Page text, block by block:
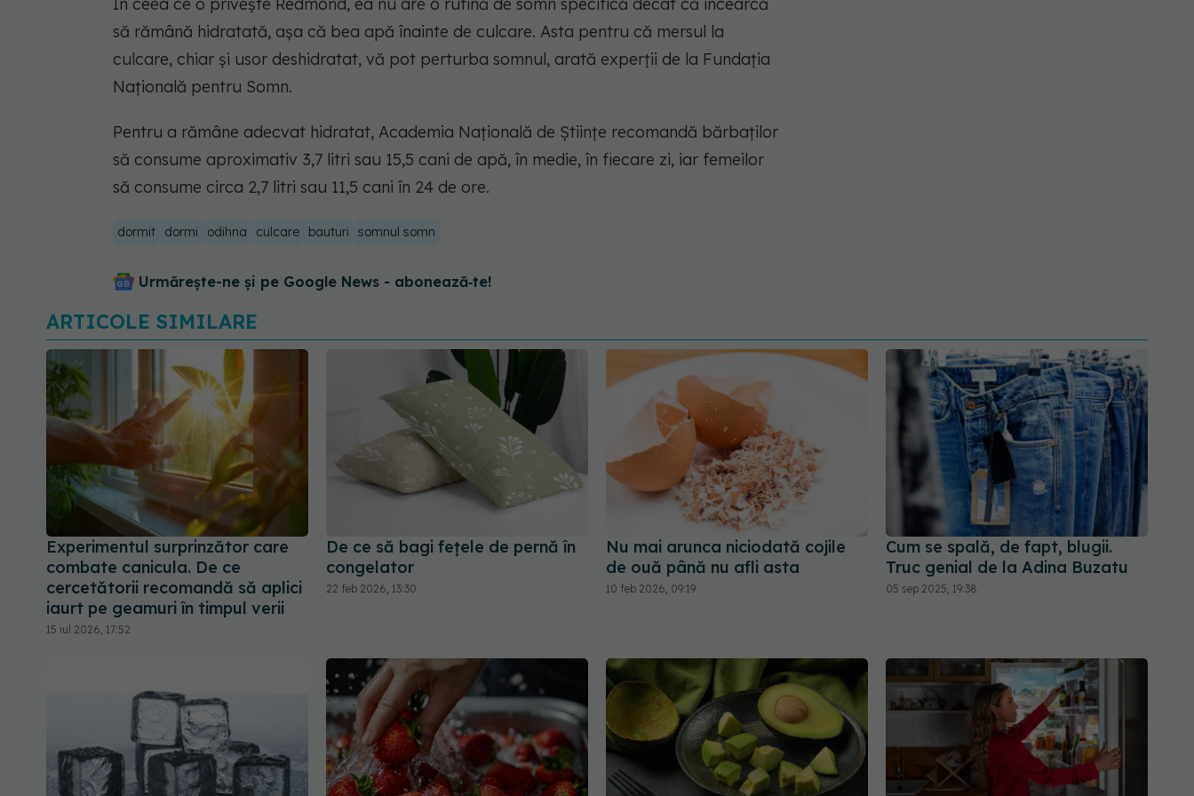
să rămână hidratată, așa că bea apă înainte de culcare. Asta pentru că mersul la
culcare, chiar și usor deshidratat, vă pot perturba somnul, arată experții de la Fundația
Națională pentru Somn.
Pentru a rămâne adecvat hidratat, Academia Națională de Științe recomandă bărbaților
să consume aproximativ 3,7 litri sau 15,5 cani de apă, în medie, în fiecare zi, iar femeilor
să consume circa 2,7 litri sau 11,5 cani în 24 de ore.
dormit dormi odihna culcare bauturi somnul somn
Urmărește-ne și pe Google News - abonează‑te!
ARTICOLE SIMILARE
Experimentul surprinzător care
combate canicula. De ce
cercetătorii recomandă să aplici
iaurt pe geamuri în timpul verii
15 iul 2026, 17:52
De ce să bagi fețele de pernă în
congelator
22 feb 2026, 13:30
Nu mai arunca niciodată cojile
de ouă până nu afli asta
10 feb 2026, 09:19
Cum se spală, de fapt, blugii.
Truc genial de la Adina Buzatu
05 sep 2025, 19:38